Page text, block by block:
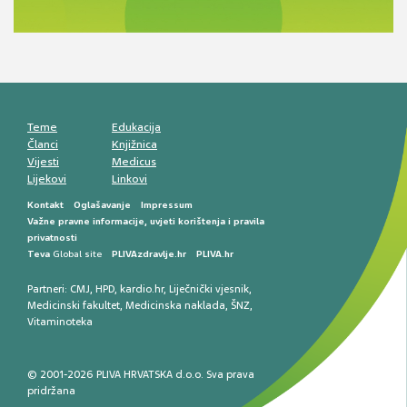
smetnji do rane onkološke dijagnostike
Teme
Članci
Vijesti
Lijekovi
Edukacija
Knjižnica
Medicus
Linkovi
Kontakt Oglašavanje
Impressum
Važne pravne informacije, uvjeti korištenja i pravila
privatnosti
Teva Global site PLIVAzdravlje.hr PLIVA.hr
Partneri: CMJ, HPD, kardio.hr, Liječnički vjesnik,
Medicinski fakultet, Medicinska naklada, ŠNZ,
Vitaminoteka
© 2001-2026 PLIVA HRVATSKA d.o.o. Sva prava
pridržana